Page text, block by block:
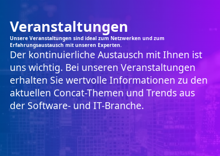
Veranstaltungen
Unsere Veranstaltungen sind ideal zum Netzwerken und zum
Erfahrungsaustausch mit unseren Experten.
Der kontinuierliche Austausch mit Ihnen ist
uns wichtig. Bei unseren Veranstaltungen
erhalten Sie wertvolle Informationen zu den
aktuellen Concat-Themen und Trends aus
der Software- und IT-Branche.